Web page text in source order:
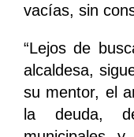
vacías, sin
“Lejos de
alcaldesa,
su mentor, el
la deuda,